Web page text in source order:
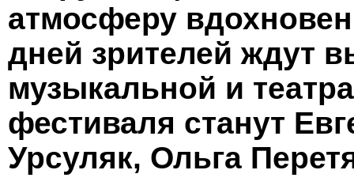
атмосферу
дней зрителей ждут
музыкальной и
фестиваля станут
Урсуляк, Ольга